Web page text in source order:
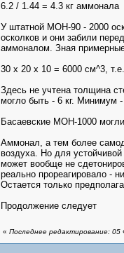
6.2 / 1.44 = 4.3 кг аммонала
У штатной МОН-90 - 2000
осколков и они забили
аммоналом. Зная
30 х 20 х 10 = 6000 см^3,
Здесь не учтена толщина
могло быть - 6 кг. Минимум -
Басаевские МОН-1000
Аммонал, а тем более
воздуха. Но для
может вообще не
реально прореагировало -
Остается только
Продолжение следует
« Последнее редактирование: